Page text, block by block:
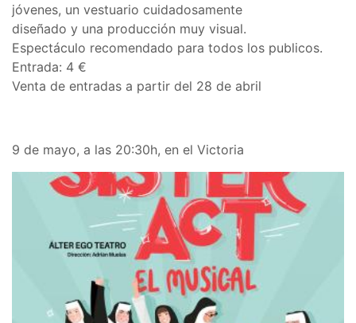
jóvenes, un vestuario cuidadosamente
diseñado y una producción muy visual.
Espectáculo recomendado para todos los publicos.
Entrada: 4 €
Venta de entradas a partir del 28 de abril
9 de mayo, a las 20:30h, en el Victoria